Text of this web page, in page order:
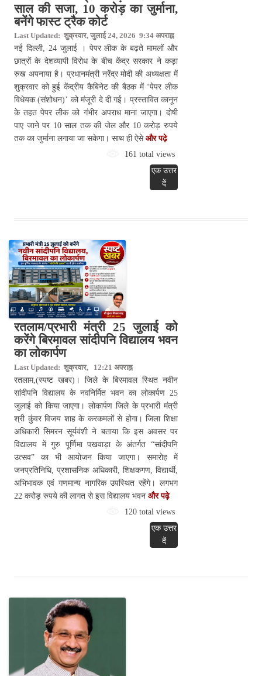
साल की सजा, 10 करोड़ का जुर्माना,
बनेंगे फास्ट ट्रैक कोर्ट
Last Updated: शुक्रवार, जुलाई 24, 2026 9:34 अपराह्न
नई दिल्ली, 24 जुलाई । पेपर लीक के बढ़ते मामलों और
छात्रों के देशव्यापी विरोध के बीच केंद्र सरकार ने कड़ा
रुख अपनाया है। प्रधानमंत्री नरेंद्र मोदी की अध्यक्षता में
शुक्रवार को हुई केंद्रीय कैबिनेट की बैठक में ‘पेपर लीक
विधेयक (संशोधन)’ को मंजूरी दे दी गई। प्रस्तावित कानून
के तहत पेपर लीक को गंभीर अपराध माना जाएगा। दोषी
पाए जाने पर 10 साल तक की जेल और 10 करोड़ रुपये
तक का जुर्माना लगाया जा सकेगा। साथ ही ऐसे और पढ़े
161 total views
एक उत्तर
दें
रतलाम/प्रभारी मंत्री 25 जुलाई को
करेंगे बिरमावल सांदीपनि विद्यालय भवन
का लोकार्पण
Last Updated: शुक्रवार, 12:21 अपराह्न
रतलाम,(स्पष्ट खबर)। जिले के बिरमावल स्थित नवीन
सांदीपनि विद्यालय के नवनिर्मित भवन का लोकार्पण 25
जुलाई को किया जाएगा। लोकार्पण जिले के प्रभारी मंत्री
श्री कुंवर विजय शाह के करकमलों से होगा। जिला शिक्षा
अधिकारी सिमरन सूर्यवंशी ने बताया कि इस अवसर पर
विद्यालय में गुरु पूर्णिमा पखवाड़ा के अंतर्गत “सांदीपनि
उत्सव” का भी आयोजन किया जाएगा। समारोह में
जनप्रतिनिधि, प्रशासनिक अधिकारी, शिक्षकगण, विद्यार्थी,
अभिभावक एवं गणमान्य नागरिक उपस्थित रहेंगे। लगभग
22 करोड़ रुपये की लागत से इस विद्यालय भवन और पढ़े
120 total views
एक उत्तर
दें